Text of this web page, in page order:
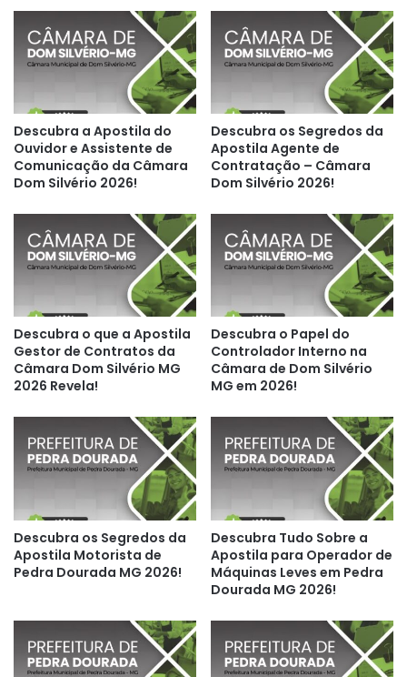
Descubra a Apostila do
Ouvidor e Assistente de
Comunicação da Câmara
Dom Silvério 2026!
Descubra os Segredos da
Apostila Agente de
Contratação – Câmara
Dom Silvério 2026!
Descubra o que a Apostila
Gestor de Contratos da
Câmara Dom Silvério MG
2026 Revela!
Descubra o Papel do
Controlador Interno na
Câmara de Dom Silvério
MG em 2026!
Descubra os Segredos da
Apostila Motorista de
Pedra Dourada MG 2026!
Descubra Tudo Sobre a
Apostila para Operador de
Máquinas Leves em Pedra
Dourada MG 2026!